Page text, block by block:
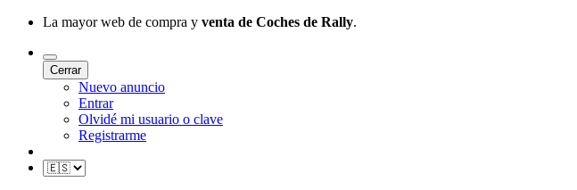
La mayor web de compra y venta de Coches de Rally.
Cerrar
Nuevo anuncio
Entrar
Olvidé mi usuario o clave
Registrarme